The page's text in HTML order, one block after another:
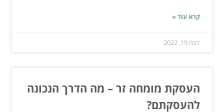
קרא עוד »
דצמ 19, 2022
העסקת מומחה זר – מה הדרך הנכונה
להעסקתם?